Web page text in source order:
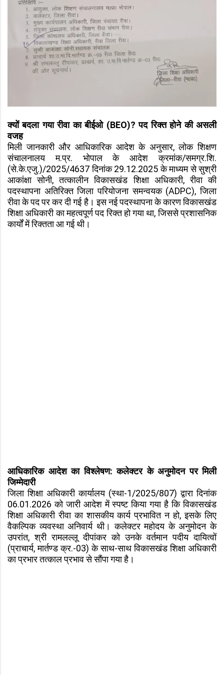
क्यों बदला गया रीवा का बीईओ (BEO)? पद रिक्त होने की असली
वजह
मिली जानकारी और आधिकारिक आदेश के अनुसार, लोक शिक्षण
संचालनालय म.प्र. भोपाल के आदेश क्रमांक/समग्र.शि.
(से.के.एजु.)/2025/4637 दिनांक 29.12.2025 के माध्यम से सुश्री
आकांक्षा सोनी, तत्कालीन विकासखंड शिक्षा अधिकारी, रीवा की
पदस्थापना अतिरिक्त जिला परियोजना समन्वयक (ADPC), जिला
रीवा के पद पर कर दी गई है। इस नई पदस्थापना के कारण विकासखंड
शिक्षा अधिकारी का महत्वपूर्ण पद रिक्त हो गया था, जिससे प्रशासनिक
कार्यों में रिक्तता आ गई थी।
आधिकारिक आदेश का विश्लेषण: कलेक्टर के अनुमोदन पर मिली
जिम्मेदारी
जिला शिक्षा अधिकारी कार्यालय (स्था-1/2025/807) द्वारा दिनांक
06.01.2026 को जारी आदेश में स्पष्ट किया गया है कि विकासखंड
शिक्षा अधिकारी रीवा का शासकीय कार्य प्रभावित न हो, इसके लिए
वैकल्पिक व्यवस्था अनिवार्य थी। कलेक्टर महोदय के अनुमोदन के
उपरांत, श्री रामलल्लू दीपांकर को उनके वर्तमान पदीय दायित्वों
(प्राचार्य, मार्तण्ड क्र.-03) के साथ-साथ विकासखंड शिक्षा अधिकारी
का प्रभार तत्काल प्रभाव से सौंपा गया है।